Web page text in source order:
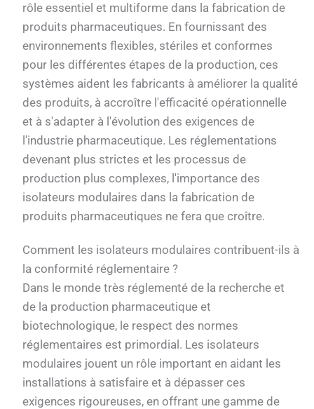
rôle essentiel et multiforme dans la fabrication de
produits pharmaceutiques. En fournissant des
environnements flexibles, stériles et conformes
pour les différentes étapes de la production, ces
systèmes aident les fabricants à améliorer la qualité
des produits, à accroître l'efficacité opérationnelle
et à s'adapter à l'évolution des exigences de
l'industrie pharmaceutique. Les réglementations
devenant plus strictes et les processus de
production plus complexes, l'importance des
isolateurs modulaires dans la fabrication de
produits pharmaceutiques ne fera que croître.
Comment les isolateurs modulaires contribuent-ils à
la conformité réglementaire ?
Dans le monde très réglementé de la recherche et
de la production pharmaceutique et
biotechnologique, le respect des normes
réglementaires est primordial. Les isolateurs
modulaires jouent un rôle important en aidant les
installations à satisfaire et à dépasser ces
exigences rigoureuses, en offrant une gamme de